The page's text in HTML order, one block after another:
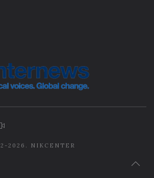
2026. NIKCENTER